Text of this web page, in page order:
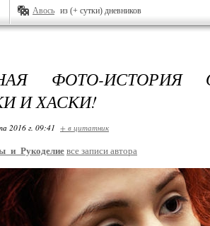
Авось из (+ сутки) дневников
ФОТО-
И ХАСКИ!
2016 г. 09:41 + в цитатник
все записи автора